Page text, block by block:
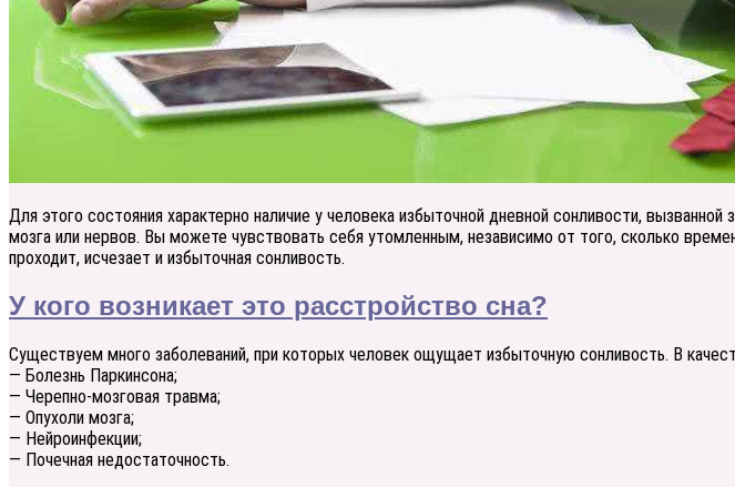
Для этого состояния характерно наличие у человека избыточной дневной сонливости,
мозга или нервов. Вы можете чувствовать себя утомленным, независимо от того, сколько
проходит, исчезает и избыточная сонливость.
У кого возникает это расстройство сна?
Существуем много заболеваний, при которых человек ощущает избыточную сонливость. В
— Болезнь Паркинсона;
— Черепно-мозговая травма;
— Опухоли мозга;
— Нейроинфекции;
— Почечная недостаточность.